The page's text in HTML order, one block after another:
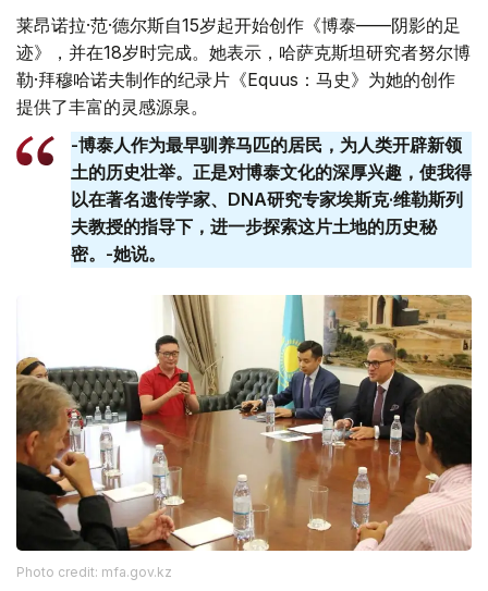
莱昂诺拉·范·德尔斯自15岁起开始创作《博泰——阴影的足
迹》，并在18岁时完成。她表示，哈萨克斯坦研究者努尔博
勒·拜穆哈诺夫制作的纪录片《Equus：马史》为她的创作
提供了丰富的灵感源泉。
-博泰人作为最早驯养马匹的居民，为人类开辟新领
土的历史壮举。正是对博泰文化的深厚兴趣，使我得
以在著名遗传学家、DNA研究专家埃斯克·维勒斯列
夫教授的指导下，进一步探索这片土地的历史秘
密。-她说。
Photo credit: mfa.gov.kz